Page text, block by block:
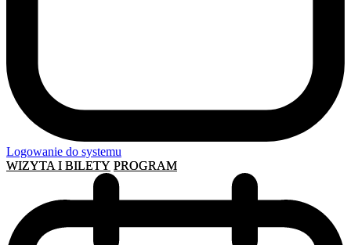
Logowanie do systemu
WIZYTA I BILETY PROGRAM